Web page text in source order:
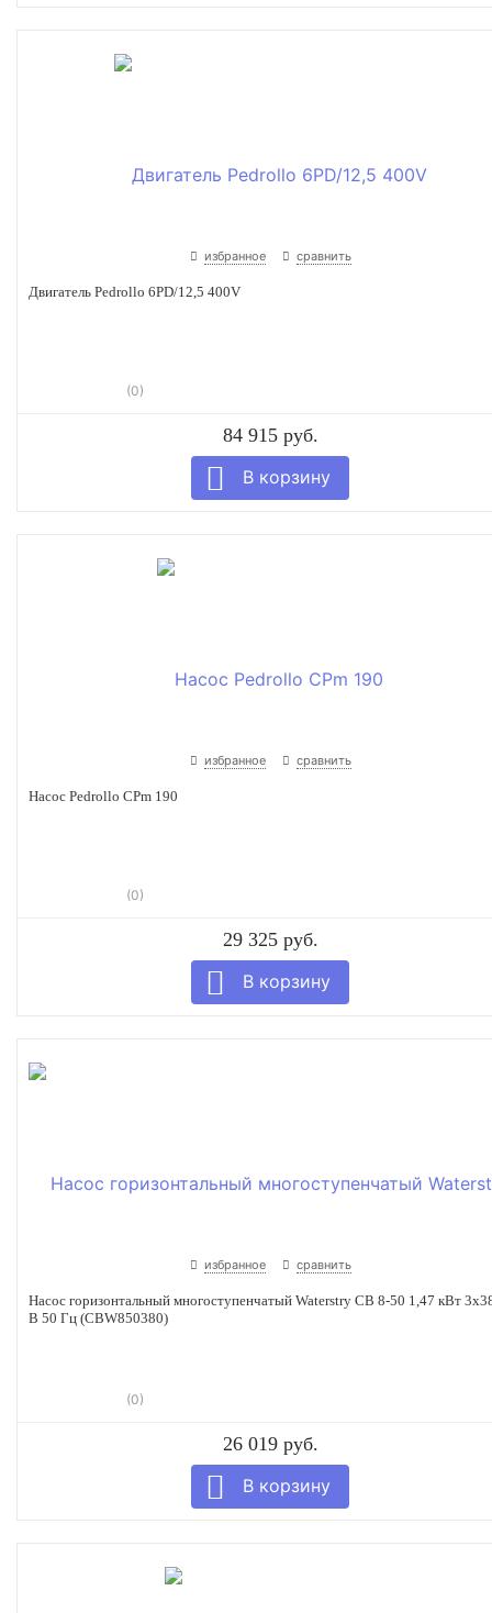
избранное сравнить
Двигатель Pedrollo 6PD/12,5 400V
(0)
84 915 руб.
избранное сравнить
Насос Pedrollo CPm 190
(0)
29 325 руб.
избранное сравнить
Насос горизонтальный многоступенчатый Waterstry CB 8-50 1,47 кВт
В 50 Гц (CBW850380)
(0)
26 019 руб.